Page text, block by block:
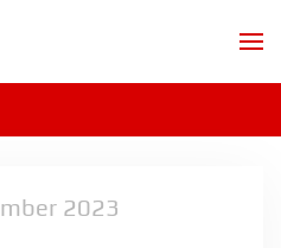
2023